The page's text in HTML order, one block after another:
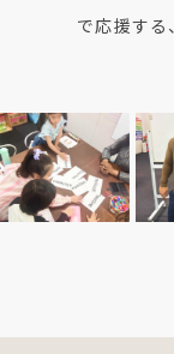
で応援する